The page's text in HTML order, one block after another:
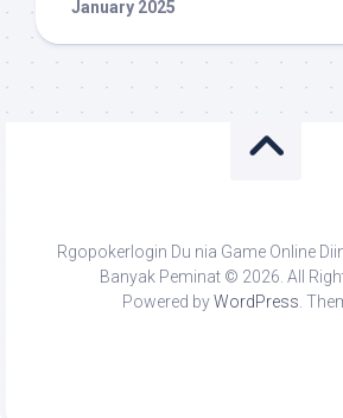
January 2025
Rgopokerlogin Du nia Game Online
Banyak Peminat © 2026. All
Powered byWordPress .